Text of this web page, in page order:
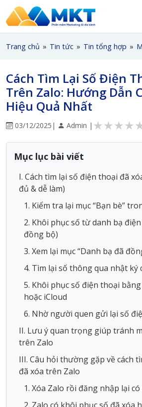
Trang chủ » Tin tức » Tin tổng hợp »
Cách Tìm Lại Số Điện
Trên Zalo: Hướng Dẫn
Hiệu Quả Nhất
03/12/2025 | Admin | ★
★
★
★
Mục lục bài viết
I. Cách tìm lại số điện thoại đã
đủ & dễ làm)
1. Kiểm tra lại mục “Bạn bè”
2. Khôi phục số từ danh bạ
đồng bộ)
3. Xem lại mục “Danh bạ đã
4. Tìm lại số thông qua nhật ký
5. Khôi phục số điện thoại
hoặc iCloud
6. Nhờ người quen gửi lại số
II. Lưu ý quan trọng giúp tránh
trên Zalo
III. Câu hỏi thường gặp về cách
đã xóa trên Zalo
1. Xóa Zalo rồi đăng nhập lại